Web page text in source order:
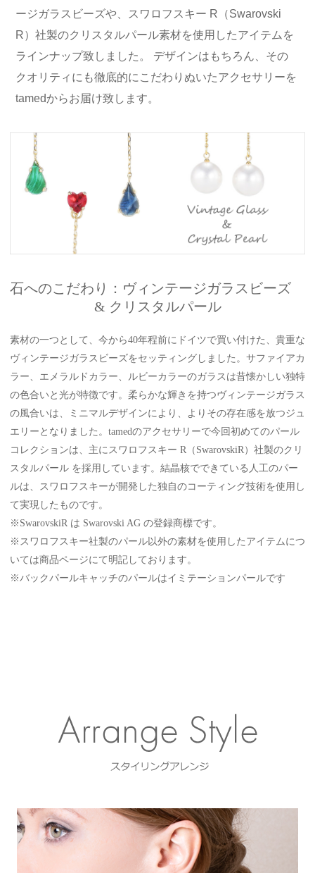
ージガラスビーズや、スワロフスキー R（Swarovski
R）社製のクリスタルパール素材を使用したアイテムを
ラインナップ致しました。 デザインはもちろん、その
クオリティにも徹底的にこだわりぬいたアクセサリーを
tamedからお届け致します。
石へのこだわり：ヴィンテージガラスビーズ
& クリスタルパール
素材の一つとして、今から40年程前にドイツで買い付けた、貴重な
ヴィンテージガラスビーズをセッティングしました。サファイアカ
ラー、エメラルドカラー、ルビーカラーのガラスは昔懐かしい独特
の色合いと光が特徴です。柔らかな輝きを持つヴィンテージガラス
の風合いは、ミニマルデザインにより、よりその存在感を放つジュ
エリーとなりました。tamedのアクセサリーで今回初めてのパール
コレクションは、主にスワロフスキー R（SwarovskiR）社製のクリ
スタルパール を採用しています。結晶核でできている人工のパー
ルは、スワロフスキーが開発した独自のコーティング技術を使用し
て実現したものです。
※SwarovskiR は Swarovski AG の登録商標です。
※スワロフスキー社製のパール以外の素材を使用したアイテムにつ
いては商品ページにて明記しております。
※バックパールキャッチのパールはイミテーションパールです